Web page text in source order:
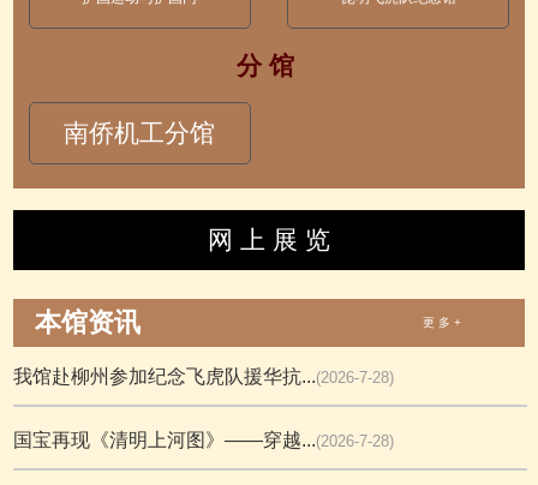
分 馆
南侨机工分馆
网 上 展 览
本馆资讯 更 多 +
我馆赴柳州参加纪念飞虎队援华抗...(2026-7-28)
国宝再现《清明上河图》——穿越...(2026-7-28)